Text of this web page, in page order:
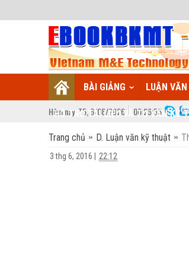
BÀI GIẢNG LUẬN VĂN
HỖ TRỢ TÀI LIỆU VÀ TƯ VẤN KỸ
Hôm nay: T5, 6/08/2026 00:29:56
Trang chủ D. Luận văn kỹ thuật
3 thg 6, 2016 22:12